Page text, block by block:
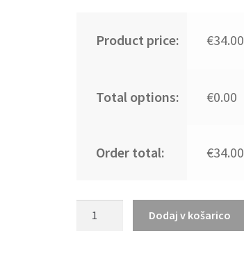
Product price: €34.00
Total options: €0.00
Order total: €34.00
Dodaj v košarico